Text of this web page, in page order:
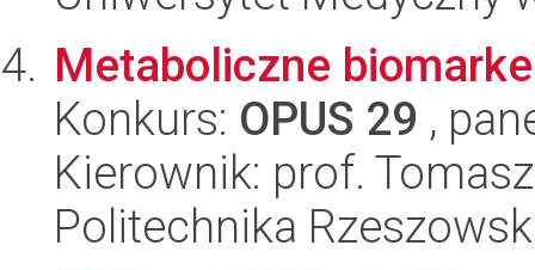
Metaboliczne
Konkurs: OPUS 29 ,
Kierownik: prof.
Politechnika